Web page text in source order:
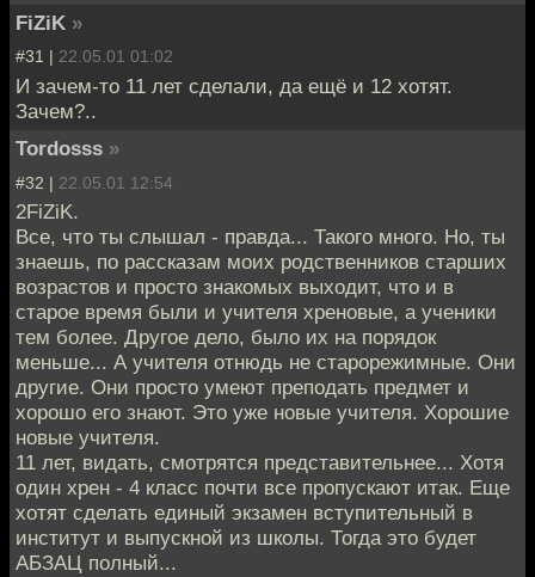
FiZiK »
#31 | 22.05.01 01:02
И зачем-то 11 лет сделали, да ещё и 12 хотят.
Зачем?..
Tordosss »
#32 | 22.05.01 12:54
2FiZiK.
Все, что ты слышал - правда... Такого много. Но, ты
знаешь, по рассказам моих родственников старших
возрастов и просто знакомых выходит, что и в
старое время были и учителя хреновые, а ученики
тем более. Другое дело, было их на порядок
меньше... А учителя отнюдь не старорежимные. Они
другие. Они просто умеют преподать предмет и
хорошо его знают. Это уже новые учителя. Хорошие
новые учителя.
11 лет, видать, смотрятся представительнее... Хотя
один хрен - 4 класс почти все пропускают итак. Еще
хотят сделать единый экзамен вступительный в
институт и выпускной из школы. Тогда это будет
АБЗАЦ полный...